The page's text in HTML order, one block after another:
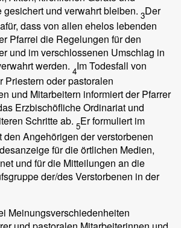
gesichert und verwahrt bleiben. 3Der
dass von allen ehelos lebenden
Pfarrei die Regelungen für den
und im verschlossenen Umschlag in
werden. 4Im Todesfall von
Priestern oder pastoralen
und Mitarbeitern informiert der Pfarrer
Erzbischöfliche Ordinariat und
Schritte ab. 5Er formuliert im
den Angehörigen der verstorbenen
für die örtlichen Medien,
und für die Mitteilungen an die
der/des Verstorbenen in der
Meinungsverschiedenheiten